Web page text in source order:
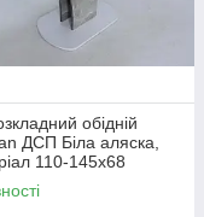
обідній
ДСП Біла аляска,
110-145х68
TM)